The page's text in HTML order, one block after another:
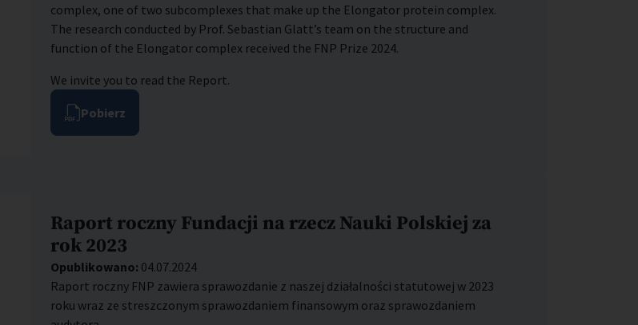
complex, one of two subcomplexes that make up the Elongator protein complex.
The research conducted by Prof. Sebastian Glatt’s team on the structure and
function of the Elongator complex received the FNP Prize 2024.
We invite you to read the Report.
Pobierz
Raport roczny Fundacji na rzecz Nauki Polskiej za
rok 2023
Opublikowano: 04.07.2024
Raport roczny FNP zawiera sprawozdanie z naszej działalności statutowej w 2023
roku wraz ze streszczonym sprawozdaniem finansowym oraz sprawozdaniem